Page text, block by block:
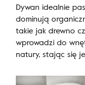
Dywan idealnie
dominują
takie jak drewno
wprowadzi do
natury, stając się